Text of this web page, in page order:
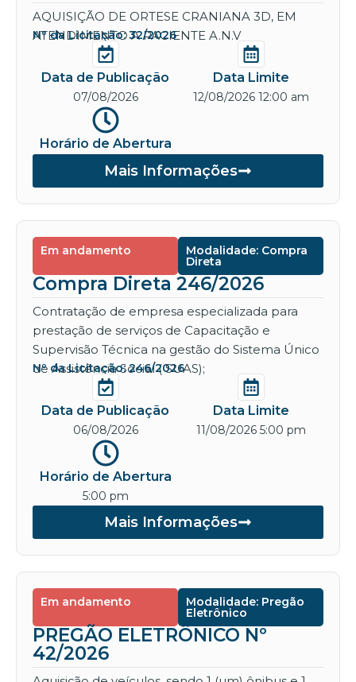
AQUISIÇÃO DE ORTESE CRANIANA 3D, EM
ATENDIMENTO A PACIENTE A.N.V
Nº da Licitação: 32/2026
Data de Publicação
07/08/2026
Data Limite
12/08/2026 12:00 am
Horário de Abertura
Mais Informações
Em andamento Modalidade: Compra
Direta
Compra Direta 246/2026
Contratação de empresa especializada para
prestação de serviços de Capacitação e
Supervisão Técnica na gestão do Sistema Único
de Assistência Social ( SUAS);
Nº da Licitação: 246/2026
Data de Publicação
06/08/2026
Data Limite
11/08/2026 5:00 pm
Horário de Abertura
5:00 pm
Mais Informações
Em andamento Modalidade: Pregão
Eletrônico
PREGÃO ELETRÔNICO Nº
42/2026